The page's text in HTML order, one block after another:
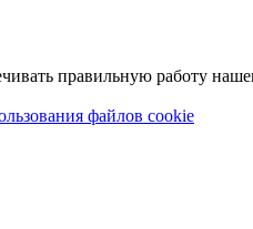
правильную работу
файлов cookie